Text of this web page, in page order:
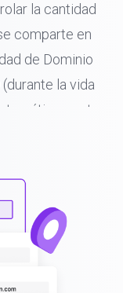
la cantidad
comparte en
de Dominio
(durante la vida